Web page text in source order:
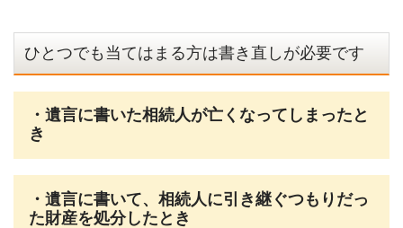
ひとつでも当てはまる方は書き直しが必要です
・遺言に書いた相続人が亡くなってしまったと
き
・遺言に書いて、相続人に引き継ぐつもりだっ
た財産を処分したとき